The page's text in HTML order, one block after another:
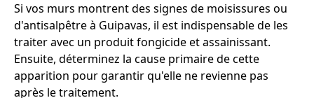
Si vos murs montrent des signes de moisissures ou
d'antisalpêtre à Guipavas, il est indispensable de les
traiter avec un produit fongicide et assainissant.
Ensuite, déterminez la cause primaire de cette
apparition pour garantir qu'elle ne revienne pas
après le traitement.